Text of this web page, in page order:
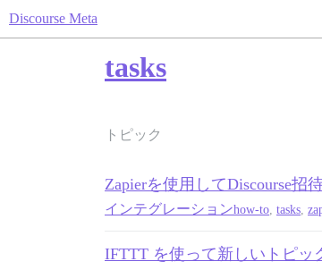
Discourse Meta
tasks
トピック
Zapierを使用してDiscourse招
インテグレーションhow-to tasks
IFTTT を使って新しいトピッ